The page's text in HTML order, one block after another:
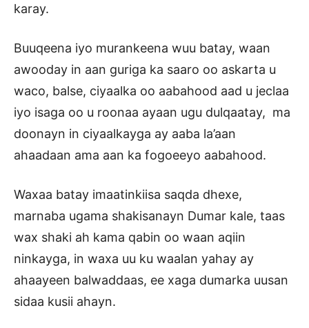
karay.
Buuqeena iyo murankeena wuu batay, waan
awooday in aan guriga ka saaro oo askarta u
waco, balse, ciyaalka oo aabahood aad u jeclaa
iyo isaga oo u roonaa ayaan ugu dulqaatay, ma
doonayn in ciyaalkayga ay aaba la’aan
ahaadaan ama aan ka fogoeeyo aabahood.
Waxaa batay imaatinkiisa saqda dhexe,
marnaba ugama shakisanayn Dumar kale, taas
wax shaki ah kama qabin oo waan aqiin
ninkayga, in waxa uu ku waalan yahay ay
ahaayeen balwaddaas, ee xaga dumarka uusan
sidaa kusii ahayn.